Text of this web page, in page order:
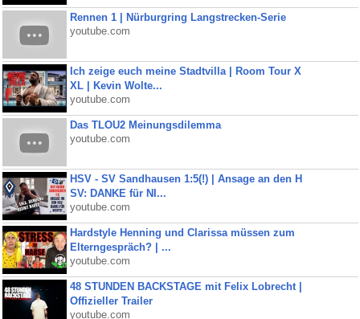
Rennen 1 | Nürburgring Langstrecken-Serie
youtube.com
Ich zeige euch meine Stadtvilla | Room Tour X
XL | Kevin Wolte...
youtube.com
Das TLOU2 Meinungsdilemma
youtube.com
HSV - SV Sandhausen 1:5(!) | Ansage an den H
SV: DANKE für NI...
youtube.com
Hardstyle Henning und Clarissa müssen zum
Elterngespräch? | ...
youtube.com
48 STUNDEN BACKSTAGE mit Felix Lobrecht |
Offizieller Trailer
youtube.com